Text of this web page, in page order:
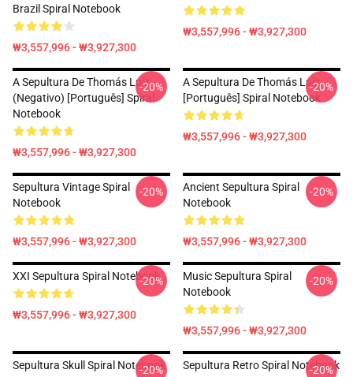
Brazil Spiral Notebook
₩3,557,996 - ₩3,927,300
₩3,557,996 - ₩3,927,300
A Sepultura De Thomás Luíz
(negativo) [Português] Spiral
Notebook
₩3,557,996 - ₩3,927,300
-20%
A Sepultura De Thomás Luíz
[Português] Spiral Notebook
₩3,557,996 - ₩3,927,300
-20%
Sepultura Vintage Spiral
Notebook
₩3,557,996 - ₩3,927,300
-20%
Ancient Sepultura Spiral
Notebook
₩3,557,996 - ₩3,927,300
-20%
XXI Sepultura Spiral Notebook
₩3,557,996 - ₩3,927,300
-20%
Music Sepultura Spiral
Notebook
₩3,557,996 - ₩3,927,300
-20%
Sepultura Skull Spiral Notebook
-20% Sepultura Retro Spiral Notebook
-20%